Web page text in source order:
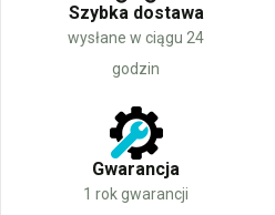
Szybka dostawa
wysłane w ciągu 24
godzin
Gwarancja
1 rok gwarancji